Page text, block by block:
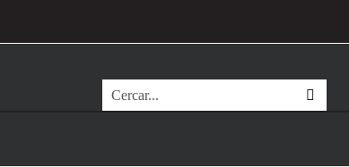
Cerca